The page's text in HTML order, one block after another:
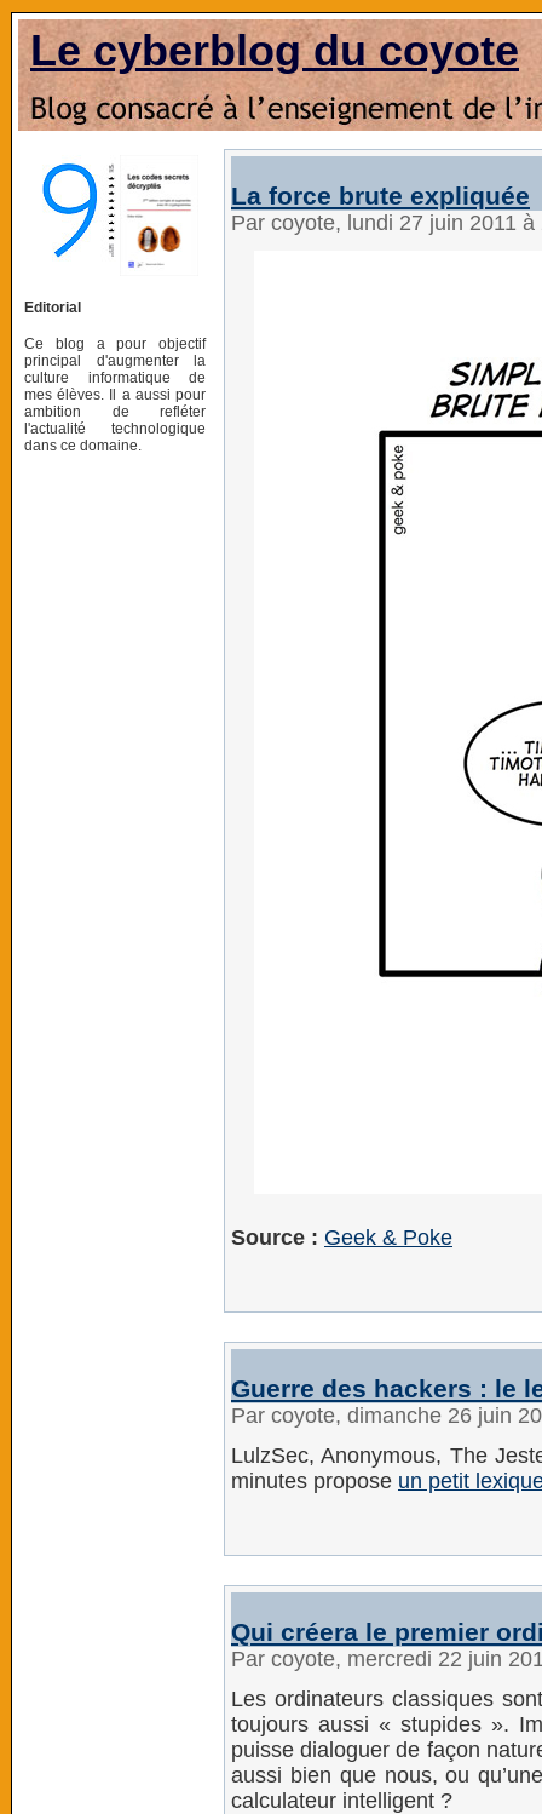
Le cyberblog du coyote
Editorial
Ce blog a pour objectif
principal d'augmenter la
culture informatique de
mes élèves. Il a aussi pour
ambition de refléter
l'actualité technologique
dans ce domaine.
La force brute expliquée
Par coyote, lundi 27 juin 2011
Source : Geek & Poke
Guerre des hackers : le
Par coyote, dimanche 26 juin
LulzSec, Anonymous, The
minutes propose un petit
Qui créera le premier
Par coyote, mercredi 22 juin
Les ordinateurs classiques
toujours aussi « stupides ».
puisse dialoguer de façon
aussi bien que nous, ou
calculateur intelligent ?